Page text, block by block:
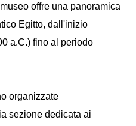
offre una panoramica
Egitto, dall'inizio
a.C.) fino al periodo
organizzate
sezione dedicata ai